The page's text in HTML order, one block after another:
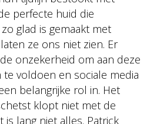
perfecte huid die
glad is gemaakt met
ze ons niet zien. Er
onzekerheid om aan deze
voldoen en sociale media
belangrijke rol in. Het
klopt niet met de
is lang niet alles. Patrick